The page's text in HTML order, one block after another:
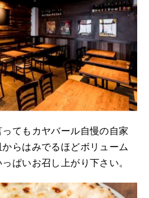
てもカヤバール自慢の自家
らはみでるほどボリューム
ぱいお召し上がり下さい。